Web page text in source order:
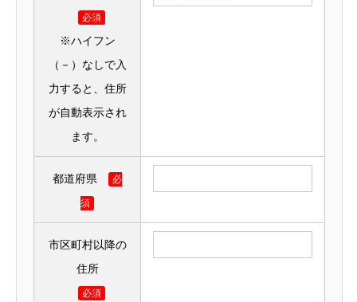
必須
※ハイフン
（－）なしで入
力すると、住所
が自動表示され
ます。
都道府県 必
須
市区町村以降の
住所
必須